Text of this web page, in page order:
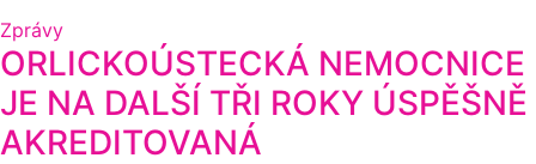
Zprávy
ORLICKOÚSTECKÁ NEMOCNICE
JE NA DALŠÍ TŘI ROKY ÚSPĚŠNĚ
AKREDITOVANÁ